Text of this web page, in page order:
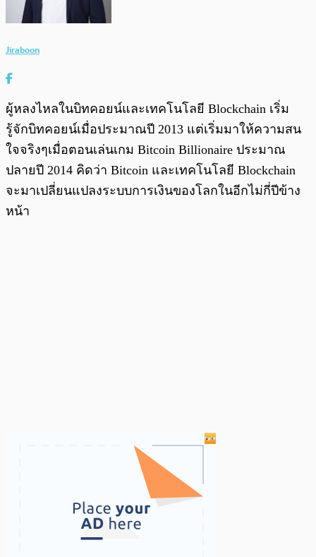
Jiraboon
ผู้หลงไหลในบิทคอยน์และเทคโนโลยี Blockchain เริ่ม
รู้จักบิทคอยน์เมื่อประมาณปี 2013 แต่เริ่มมาให้ความสน
ใจจริงๆเมื่อตอนเล่นเกม Bitcoin Billionaire ประมาณ
ปลายปี 2014 คิดว่า Bitcoin และเทคโนโลยี Blockchain
จะมาเปลี่ยนแปลงระบบการเงินของโลกในอีกไม่กี่ปีข้าง
หน้า